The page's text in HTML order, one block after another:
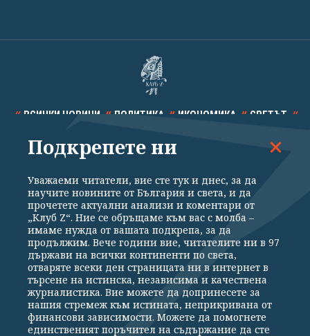
ВСИЧКИ НОВИНИ ПОЛИТИКА ИКОНОМИКА СВЕТЪТ
СПОРТ КУЛТУРА ТЕХНОЛОГИИ КАЛЕЙДОСКОП
Общи условия
Политика за поверителност
Реклама
Партньори Контакти
За Клуб Z
Екип
Подкрепете ни
Издател на www.clubz.bg е „Клуб Зебра Медия“ ЕООД, София, ул. "Алеко
Подкрепете ни
Уважаеми читатели, вие сте тук и днес, за да
научите новините от България и света, и да
прочетете актуални анализи и коментари от
„Клуб Z“. Ние се обръщаме към вас с молба –
имаме нужда от вашата подкрепа, за да
продължим. Вече години вие, читателите ни в 97
държави на всички континенти по света,
отваряте всеки ден страницата ни в интернет в
търсене на истинска, независима и качествена
журналистика. Вие можете да допринесете за
нашия стремеж към истината, неприкривана от
финансови зависимости. Можете да помогнете
единственият поръчител на съдържание да сте